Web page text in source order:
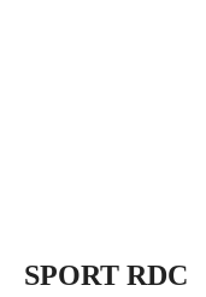
SPORT RDC